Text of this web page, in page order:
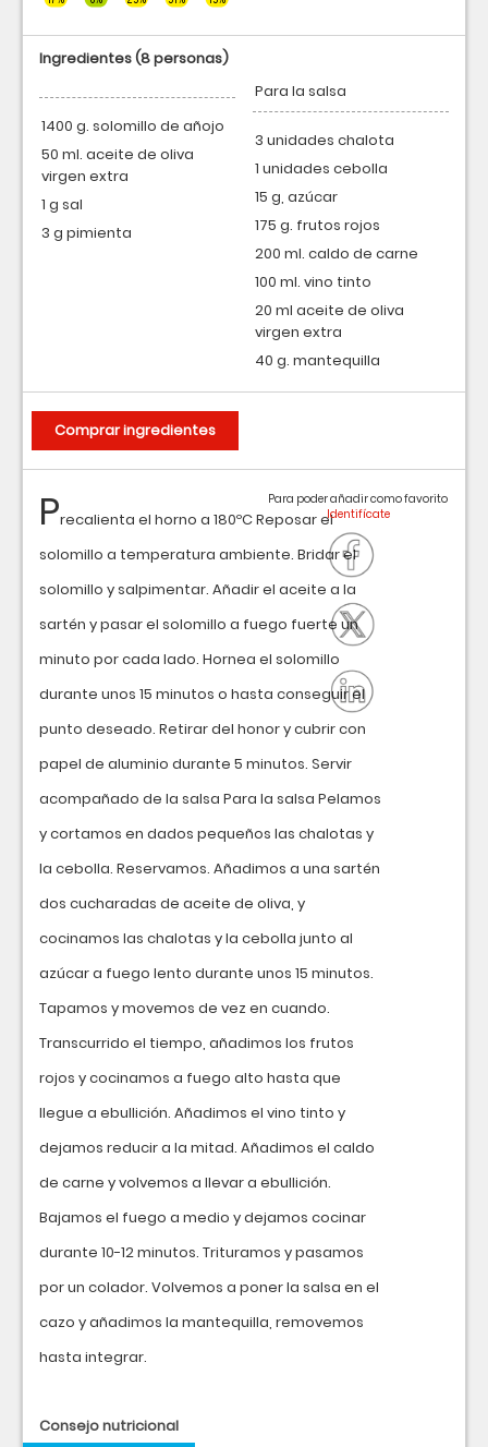
Precalienta el horno a 180ºC Reposar el
solomillo a temperatura ambiente. Bridar el
solomillo y salpimentar. Añadir el aceite a la
sartén y pasar el solomillo a fuego fuerte un
minuto por cada lado. Hornea el solomillo
durante unos 15 minutos o hasta conseguir el
punto deseado. Retirar del honor y cubrir con
papel de aluminio durante 5 minutos. Servir
acompañado de la salsa Para la salsa Pelamos
y cortamos en dados pequeños las chalotas y
la cebolla. Reservamos. Añadimos a una sartén
dos cucharadas de aceite de oliva, y
cocinamos las chalotas y la cebolla junto al
azúcar a fuego lento durante unos 15 minutos.
Tapamos y movemos de vez en cuando.
Transcurrido el tiempo, añadimos los frutos
rojos y cocinamos a fuego alto hasta que
llegue a ebullición. Añadimos el vino tinto y
dejamos reducir a la mitad. Añadimos el caldo
de carne y volvemos a llevar a ebullición.
Bajamos el fuego a medio y dejamos cocinar
durante 10-12 minutos. Trituramos y pasamos
por un colador. Volvemos a poner la salsa en el
cazo y añadimos la mantequilla, removemos
hasta integrar.
Consejo nutricional
Para poder añadir como favorito
Ingredientes(8 personas)
1400 g. solomillo de añojo
50 ml. aceite de oliva
virgen extra
1 g sal
3 g pimienta
Para la salsa
3 unidades chalota
1 unidades cebolla
15 g, azúcar
175 g. frutos rojos
200 ml. caldo de carne
100 ml. vino tinto
20 ml aceite de oliva
virgen extra
40 g. mantequilla
Comprar ingredientes